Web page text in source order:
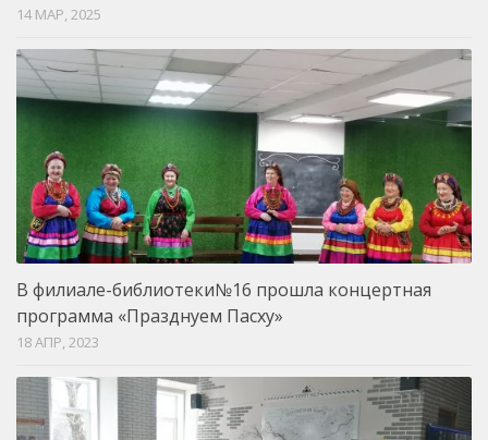
14 МАР, 2025
В филиале-библиотеки№16 прошла концертная
программа «Празднуем Пасху»
18 АПР, 2023